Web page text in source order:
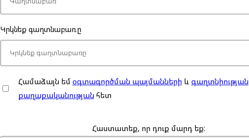
Կրկնեք գաղտնաբառը
Համաձայն եմ օգտագործման պայմաններիևգաղտնիության
քաղաքականությանհետ
Հաստատեք, որ դուք մարդ եք: